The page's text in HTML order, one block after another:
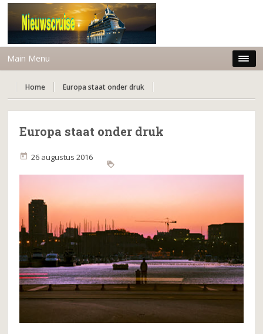
Main Menu
Home Europa staat onder druk
Europa staat onder druk
26 augustus 2016